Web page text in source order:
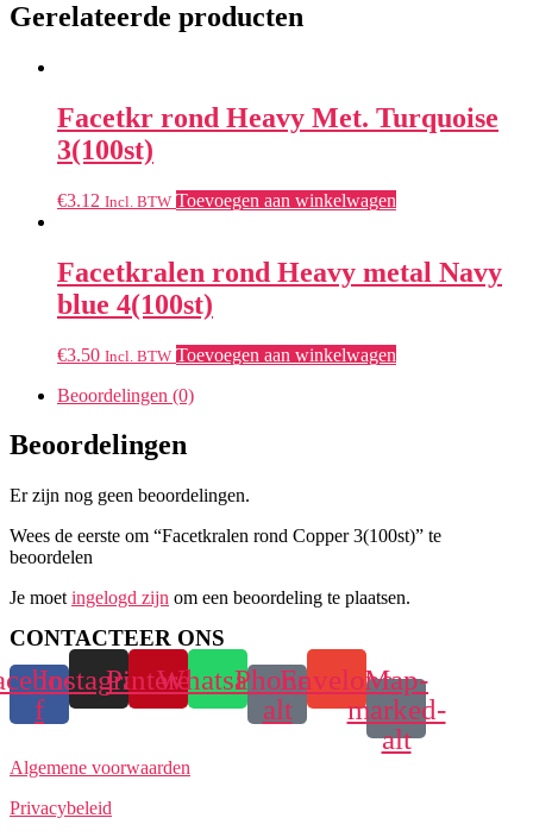
Gerelateerde producten
Facetkr rond Heavy Met. Turquoise
3(100st)
€3.12 Incl. BTW Toevoegen aan winkelwagen
Facetkralen rond Heavy metal Navy
blue 4(100st)
€3.50 Incl. BTW Toevoegen aan winkelwagen
Beoordelingen (0)
Beoordelingen
Er zijn nog geen beoordelingen.
Wees de eerste om “Facetkralen rond Copper 3(100st)” te
beoordelen
Je moet ingelogd zijn om een beoordeling te plaatsen.
CONTACTEER ONS
f
InstagramPinterestWhatsappPhone-
alt
EnvelopeMap-
marked-
alt
Algemene voorwaarden
Privacybeleid